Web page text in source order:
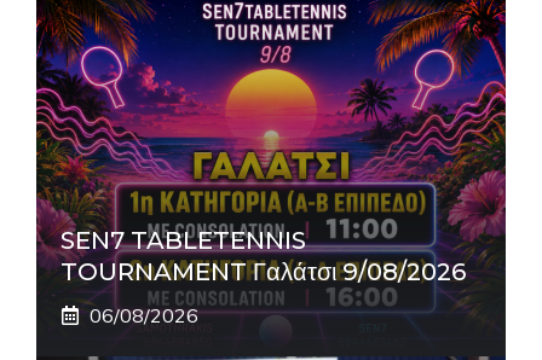
SEN7 TABLETENNIS
TOURNAMENT Γαλάτσι 9/08/2026
06/08/2026